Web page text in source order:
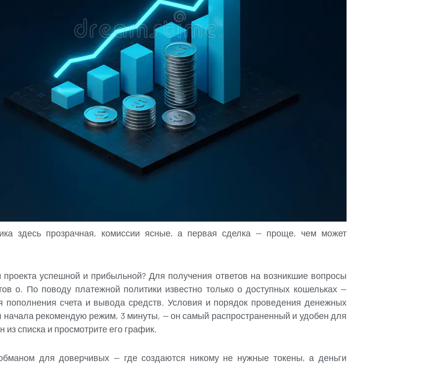
здесь прозрачная, комиссии ясные, а первая сделка — проще, чем может
успешной и прибыльной? Для получения ответов на возникшие вопросы
о. По поводу платежной политики известно только о доступных кошельках —
счета и вывода средств. Условия и порядок проведения денежных
рекомендую режим, 3 минуты, — он самый распространенный и удобен для
списка и просмотрите его график.
для доверчивых — где создаются никому не нужные токены, а деньги